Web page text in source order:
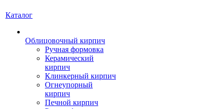
Каталог
Облицовочный кирпич
Ручная формовка
Керамический
кирпич
Клинкерный кирпич
Огнеупорный
кирпич
Печной кирпич